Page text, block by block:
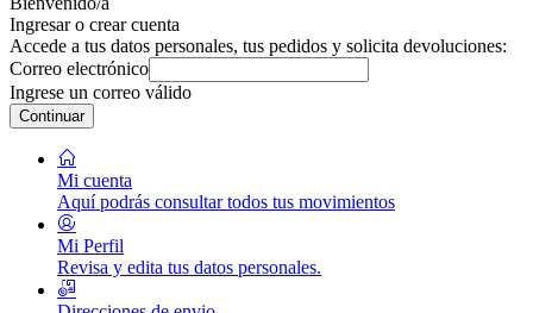
Ingresar o crear cuenta
Accede a tus datos personales, tus pedidos y solicita devoluciones:
Correo electrónico
Ingrese un correo válido
Continuar
Mi cuenta
Aquí podrás consultar todos tus movimientos
Mi Perfil
Revisa y edita tus datos personales.